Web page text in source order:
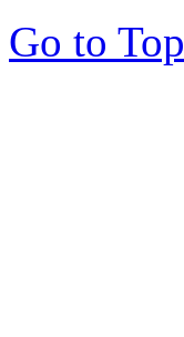
Go to Top